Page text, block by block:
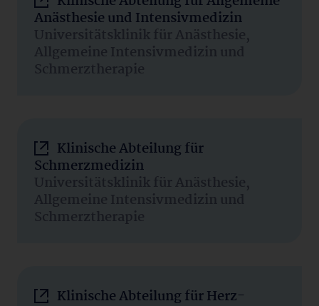
Anästhesie und Intensivmedizin
Universitätsklinik für Anästhesie,
Allgemeine Intensivmedizin und
Schmerztherapie
Klinische Abteilung für
Schmerzmedizin
Universitätsklinik für Anästhesie,
Allgemeine Intensivmedizin und
Schmerztherapie
Klinische Abteilung für Herz-